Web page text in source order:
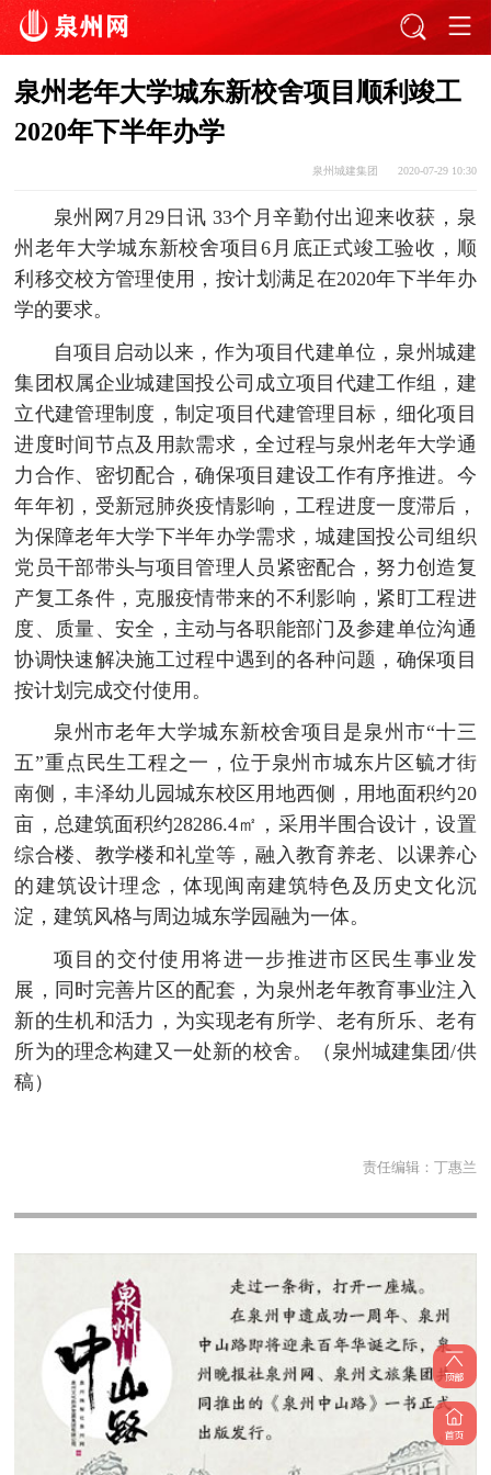
泉州老年大学城东新校舍项目顺利竣工
2020年下半年办学
泉州城建集团 2020-07-29 10:30
泉州网7月29日讯 33个月辛勤付出迎来收获，泉
州老年大学城东新校舍项目6月底正式竣工验收，顺
利移交校方管理使用，按计划满足在2020年下半年办
学的要求。
自项目启动以来，作为项目代建单位，泉州城建
集团权属企业城建国投公司成立项目代建工作组，建
立代建管理制度，制定项目代建管理目标，细化项目
进度时间节点及用款需求，全过程与泉州老年大学通
力合作、密切配合，确保项目建设工作有序推进。今
年年初，受新冠肺炎疫情影响，工程进度一度滞后，
为保障老年大学下半年办学需求，城建国投公司组织
党员干部带头与项目管理人员紧密配合，努力创造复
产复工条件，克服疫情带来的不利影响，紧盯工程进
度、质量、安全，主动与各职能部门及参建单位沟通
协调快速解决施工过程中遇到的各种问题，确保项目
按计划完成交付使用。
泉州市老年大学城东新校舍项目是泉州市“十三
五”重点民生工程之一，位于泉州市城东片区毓才街
南侧，丰泽幼儿园城东校区用地西侧，用地面积约20
亩，总建筑面积约28286.4㎡，采用半围合设计，设置
综合楼、教学楼和礼堂等，融入教育养老、以课养心
的建筑设计理念，体现闽南建筑特色及历史文化沉
淀，建筑风格与周边城东学园融为一体。
项目的交付使用将进一步推进市区民生事业发
展，同时完善片区的配套，为泉州老年教育事业注入
新的生机和活力，为实现老有所学、老有所乐、老有
所为的理念构建又一处新的校舍。（泉州城建集团/供
稿）
责任编辑： 丁惠兰